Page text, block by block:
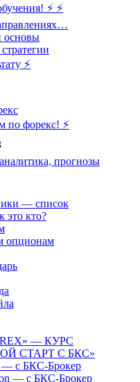
⚡ ⚡
основы
⚡️
по форекс! ⚡
прогнозы
— список
это кто?
опционам
— КУРС
СТАРТ С БКС»
— с БКС-Брокер
— с БКС-Брокер